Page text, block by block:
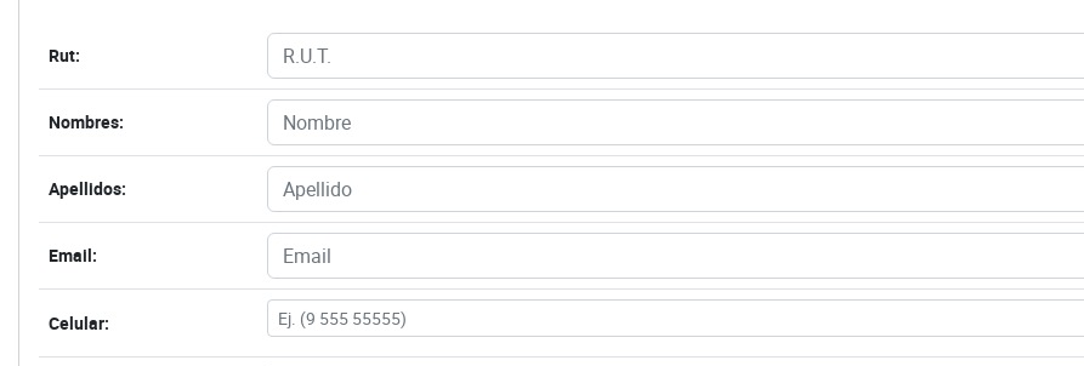
Rut:
Nombres:
Apellidos:
Email:
Celular: